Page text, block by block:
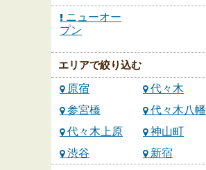
ニューオー
プン
エリアで絞り込む
原宿
代々木
参宮橋
代々木八幡
代々木上原
神山町
渋谷
新宿